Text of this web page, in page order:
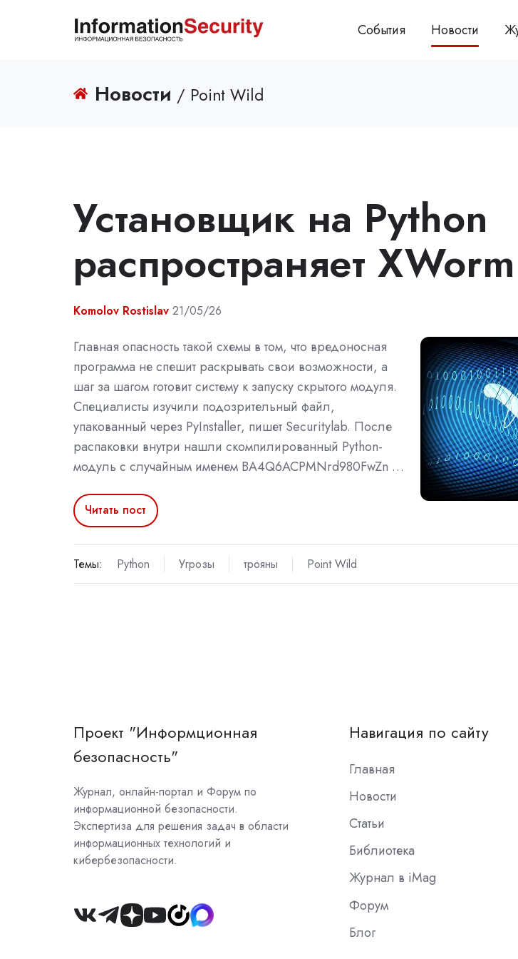
События Новости
Новости / Point Wild
Установщик на Python
распространяет
Komolov Rostislav 21/05/26
Главная опасность такой схемы в том, что вредоносная
программа не спешит раскрывать свои возможности, а
шаг за шагом готовит систему к запуску скрытого модуля.
Специалисты изучили подозрительный файл,
упакованный через PyInstaller, пишет Securitylab. После
распаковки внутри нашли скомпилированный Python-
модуль с случайным именем BA4Q6ACPMNrd980FwZn …
Читать пост
Темы: Python Угрозы трояны Point Wild
Проект "Информционная
безопасность"
Журнал, онлайн-портал и Форум по
информационной безопасности.
Экспертиза для решения задач в области
информационных технологий и
кибербезопасности.
Join
Навигация по сайту
Главная
Новости
Статьи
Библиотека
Журнал в iMag
Форум
Блог